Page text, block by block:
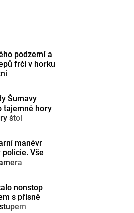
podzemí a
frčí v horku
Šumavy
tajemné hory
štol
manévr
Vše
nonstop
s přísně